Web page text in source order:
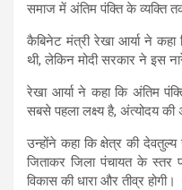
समाज में अंतिम पंक्ति के व्यक्ति
कैबिनेट मंत्री रेखा आर्या ने कहा
थी, लेकिन मोदी सरकार ने इस
रेखा आर्या ने कहा कि अंतिम
सबसे पहला लक्ष्य है, अंत्योदय की
उन्होंने कहा कि क्षेत्र की
जिताकर जिला पंचायत के स्तर
विकास की धारा और तीव्र होगी।